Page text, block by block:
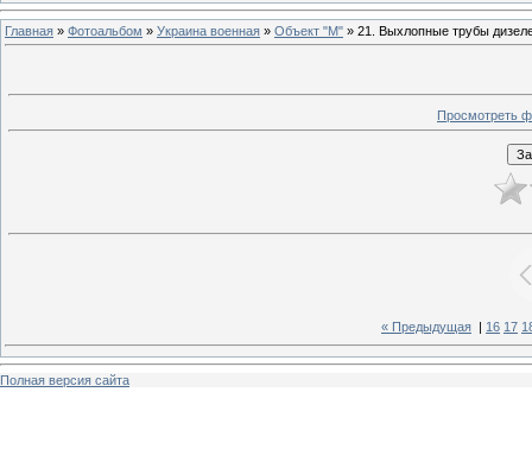
Главная » Фотоальбом » Украина военная » Объект "М" » 21. Выхлопные трубы
Просмотреть
« Предыдущая 16 17
Полная версия сайта